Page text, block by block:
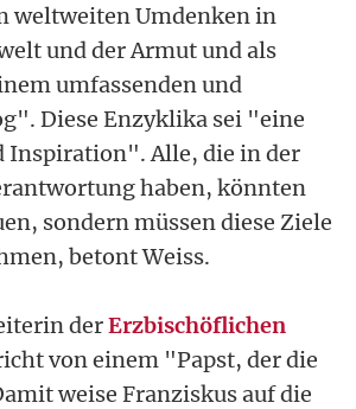
weltweiten Umdenken in
und der Armut und als
umfassenden und
Diese Enzyklika sei "eine
Inspiration". Alle, die in der
haben, könnten
sondern müssen diese Ziele
betont Weiss.
derErzbischöflichen
von einem "Papst, der die
weise Franziskus auf die